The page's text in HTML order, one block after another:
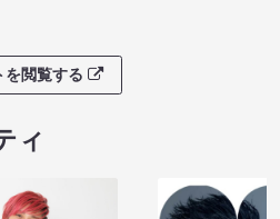
を閲覧する
ィ